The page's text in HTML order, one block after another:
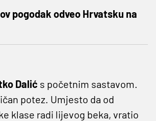
pogodak odveo Hrvatsku na
Dalić s početnim sastavom.
potez. Umjesto da od
klase radi lijevog beka, vratio